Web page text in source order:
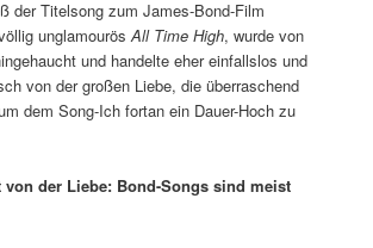
der Titelsong zum James-Bond-Film
unglamourösAll Time High, wurde von
und handelte eher einfallslos und
von der großen Liebe, die überraschend
dem Song-Ich fortan ein Dauer-Hoch zu
von der Liebe: Bond-Songs sind meist